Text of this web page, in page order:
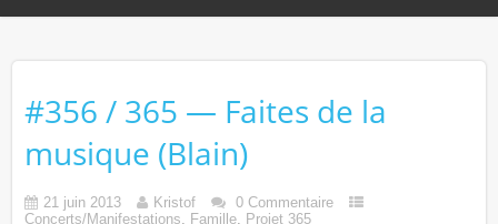
#356 / 365 — Faites de la
musique (Blain)
21 juin 2013 Kristof
0 Commentaire
Concerts/Manifestations, Famille, Projet 365